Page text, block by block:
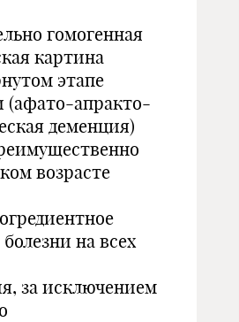
гомогенная
картина
этапе
(афато-апракто-
деменция)
возрасте
на всех
за исключением